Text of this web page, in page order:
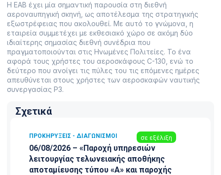
H ΕΑΒ έχει μία σημαντική παρουσία στη διεθνή
αεροναυπηγική σκηνή, ως αποτέλεσμα της στρατηγικής
εξωστρέφειας που ακολουθεί. Με αυτό το γνώμονα, η
εταιρεία συμμετέχει με εκθεσιακό χώρο σε ακόμη δύο
ιδιαίτερης σημασίας διεθνή συνέδρια που
πραγματοποιούνται στις Ηνωμένες Πολιτείες. Το ένα
αφορά τους χρήστες του αεροσκάφους C-130, ενώ το
δεύτερο που ανοίγει τις πύλες του τις επόμενες ημέρες
απευθύνεται στους χρήστες των αεροσκαφών ναυτικής
συνεργασίας Ρ3.
Σχετικά
ΠΡΟΚΗΡΎΞΕΙΣ - ΔΙΑΓΩΝΙΣΜΟΊ σε εξέλιξη
06/08/2026 – «Παροχή υπηρεσιών
λειτουργίας τελωνειακής αποθήκης
αποταμίευσης τύπου «Α» και παροχής